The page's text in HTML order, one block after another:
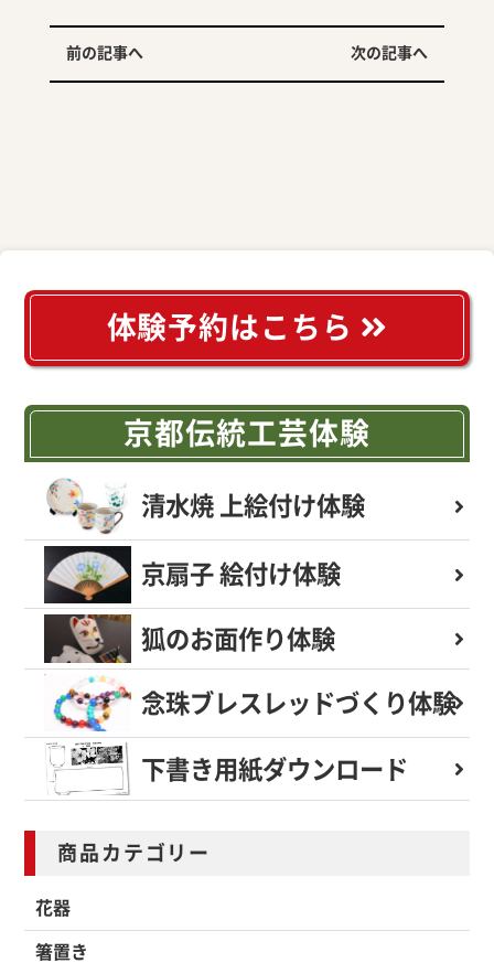
体験予約はこちら
京都伝統工芸体験
清水焼 上絵付け体験
京扇子 絵付け体験
狐のお面作り体験
念珠ブレスレッドづくり体験
下書き用紙ダウンロード
商品カテゴリー
花器
箸置き
前の記事へ 次の記事へ